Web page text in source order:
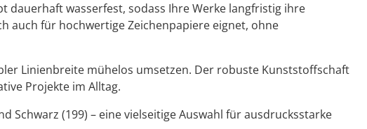
wasserfest, sodass Ihre Werke langfristig ihre
auch für hochwertige Zeichenpapiere eignet, ohne
Linienbreite mühelos umsetzen. Der robuste Kunststoffschaft
Projekte im Alltag.
Schwarz (199) – eine vielseitige Auswahl für ausdrucksstarke